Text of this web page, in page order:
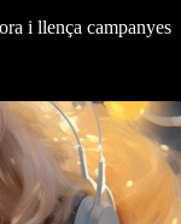
i llença campanyes